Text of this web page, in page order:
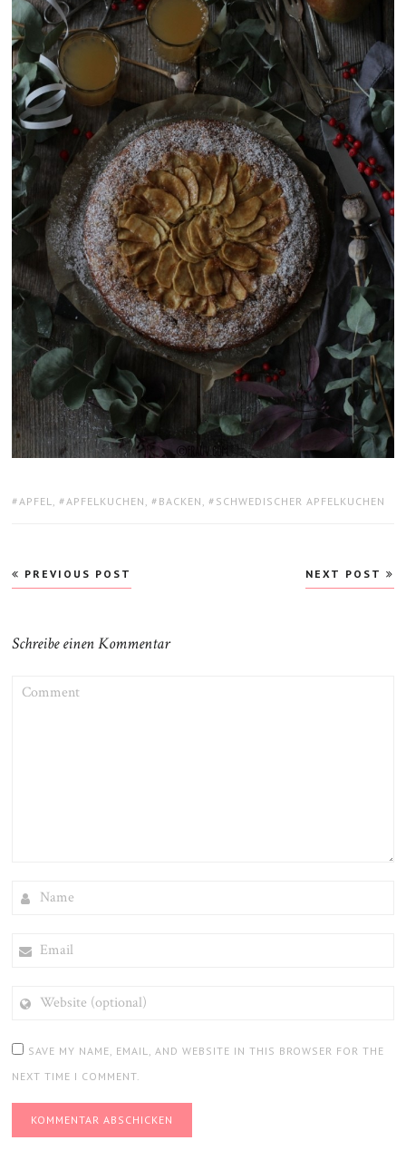
TAGS:
APFEL, APFELKUCHEN , BACKEN , SCHWEDISCHER APFELKUCHEN
Beitragsnavigation
PREVIOUS POST NEXT POST
Schreibe einen Kommentar
(OPTIONAL)
SAVE MY NAME, EMAIL, AND WEBSITE IN THIS BROWSER FOR THE
NEXT TIME I COMMENT.